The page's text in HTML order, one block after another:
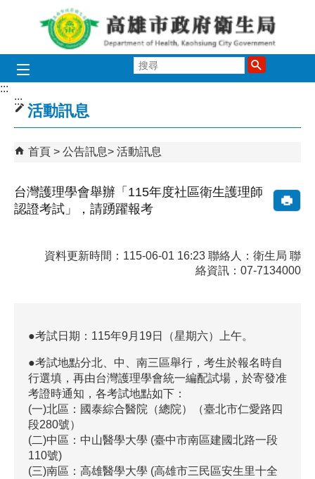
跳到主要內容區塊
尋
:::
:::
活動訊息
首頁 公告訊息 活動訊息
台灣護理學會舉辦「115年度社區衛生護理師
認證考試」，請踴躍報考
資料更新時間：115-06-01 16:23 聯絡人：衛生局 聯
絡資訊：07-7134000
●考試日期：115年9月19日（星期六）上午。
●考試地點分北、中、南三區舉行，考生於報名時自
行選填，再由台灣護理學會統一編配試場，於寄發准
考證時通知，各考試地點如下：
(一)北區：國泰綜合醫院（總院）（臺北市仁愛路四
段280號）
(二)中區：中山醫學大學 (臺中市南區建國北路一段
110號)
(三)南區：高雄醫學大學 (高雄市三民區安生里十全